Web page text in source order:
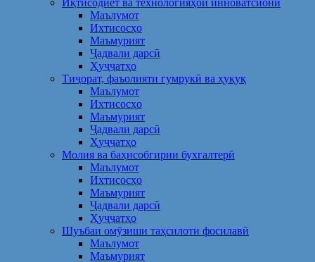
Иқтисодиёт ва технологияҳои инноватсионӣ
Маълумот
Ихтисосҳо
Маъмурият
Ҷадвали дарсӣ
Ҳуҷҷатҳо
Тиҷорат, фаъолияти гумрукӣ ва ҳуқуқ
Маълумот
Ихтисосҳо
Маъмурият
Ҷадвали дарсӣ
Ҳуҷҷатҳо
Молия ва баҳисобгирии бухгалтерӣ
Маълумот
Ихтисосҳо
Маъмурият
Ҷадвали дарсӣ
Ҳуҷҷатҳо
Шуъбаи омӯзиши таҳсилоти фосилавӣ
Маълумот
Маъмурият